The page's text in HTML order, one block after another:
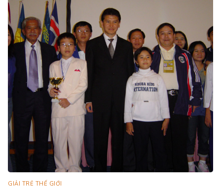
GIẢI TRẺ THẾ GIỚI